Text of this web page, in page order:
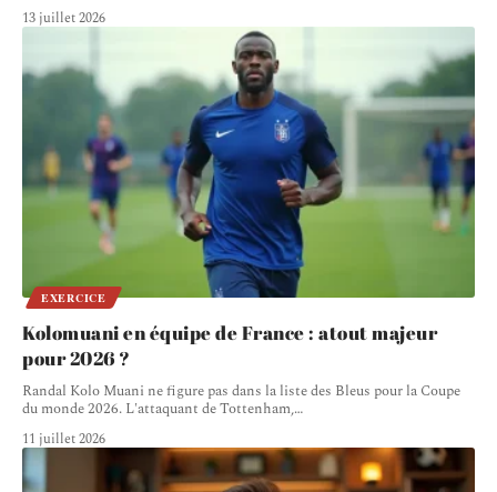
13 juillet 2026
EXERCICE
Kolomuani en équipe de France : atout majeur
pour 2026 ?
Randal Kolo Muani ne figure pas dans la liste des Bleus pour la Coupe
du monde 2026. L'attaquant de Tottenham,…
11 juillet 2026